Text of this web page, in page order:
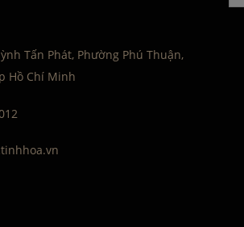
Tấn Phát, Phường Phú Thuận,
Hồ Chí Minh